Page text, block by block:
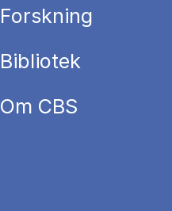
Forskning
Bibliotek
Om CBS